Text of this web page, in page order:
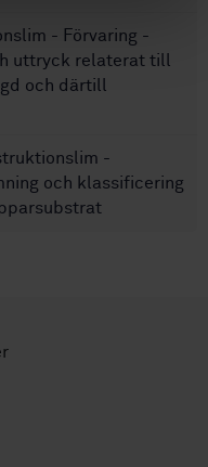
- Förvaring -
uttryck relaterat till
och därtill
-
och klassificering